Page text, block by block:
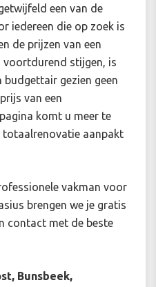
een van de
iedereen die op zoek is
de prijzen van een
voortdurend stijgen, is
budgettair gezien geen
van een
komt u meer te
totaalrenovatie aanpakt
vakman voor
brengen we je gratis
contact met de beste
Bunsbeek,